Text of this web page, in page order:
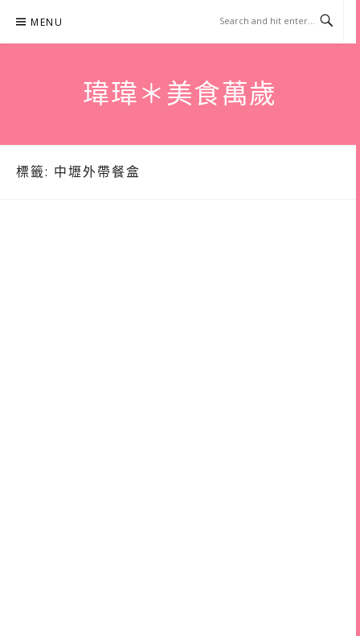
content
MENU
瑋瑋＊美食萬歲
標籤: 中壢外帶餐盒